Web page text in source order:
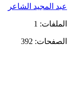
عبد المجيد الشاعر
الملفات: 1
الصفحات: 392